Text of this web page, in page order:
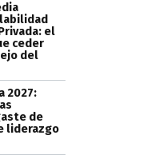
el
ceder
del
2027:
de
liderazgo